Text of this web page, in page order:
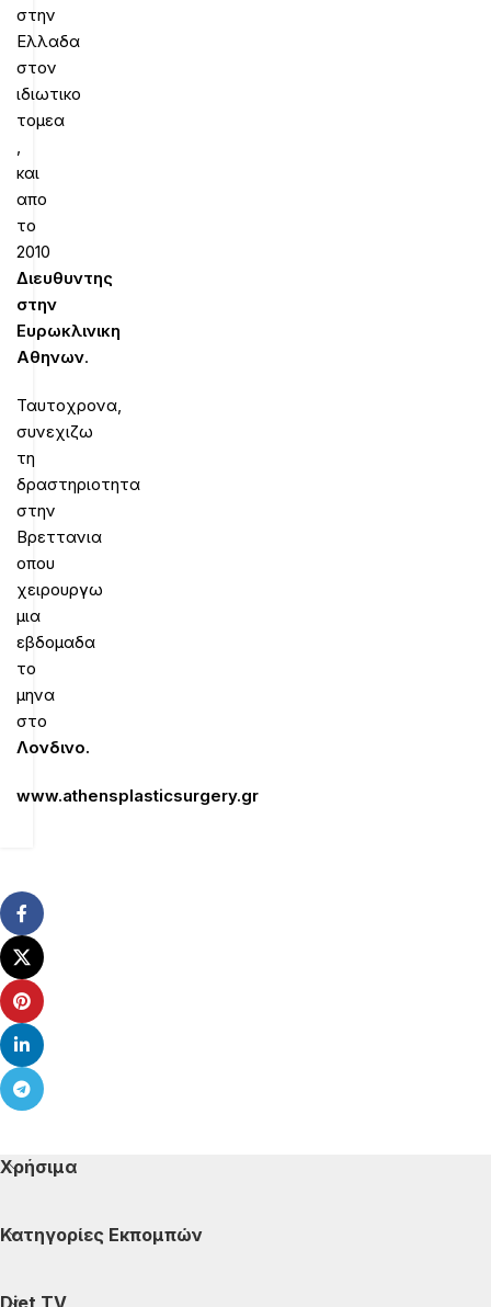
στην
Ελλαδα
στον
ιδιωτικο
τομεα
,
και
απο
το
2010
Διευθυντης
στην
Ευρωκλινικη
Αθηνων.
Ταυτοχρονα,
συνεχιζω
τη
δραστηριοτητα
στην
Βρεττανια
οπου
χειρουργω
μια
εβδομαδα
το
μηνα
στο
Λονδινο.
www.athensplasticsurgery.gr
Χρήσιμα
Κατηγορίες Εκπομπών
Diet TV